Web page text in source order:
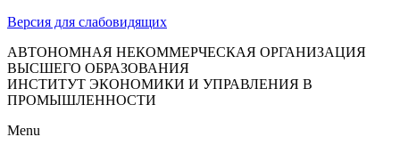
Версия для слабовидящих
АВТОНОМНАЯ НЕКОММЕРЧЕСКАЯ ОРГАНИЗАЦИЯ
ВЫСШЕГО ОБРАЗОВАНИЯ
ИНСТИТУТ ЭКОНОМИКИ И УПРАВЛЕНИЯ В
ПРОМЫШЛЕННОСТИ
Menu